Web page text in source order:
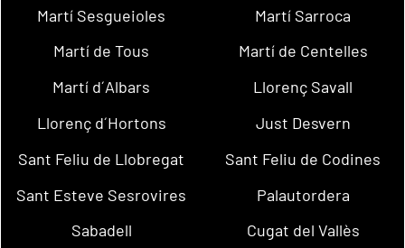
Martí Sesgueioles
Martí Sarroca
Martí de Tous
Martí de Centelles
Martí d´Albars
Llorenç Savall
Llorenç d´Hortons
Just Desvern
Sant Feliu de Llobregat
Sant Feliu de Codines
Sant Esteve Sesrovires
Palautordera
Sabadell
Cugat del Vallès